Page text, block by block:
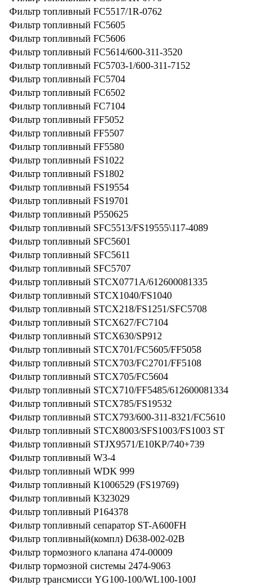
Фильтр топливный FC5517/1R-0762
Фильтр топливный FC5605
Фильтр топливный FC5606
Фильтр топливный FC5614/600-311-3520
Фильтр топливный FC5703-1/600-311-7152
Фильтр топливный FC5704
Фильтр топливный FC6502
Фильтр топливный FC7104
Фильтр топливный FF5052
Фильтр топливный FF5507
Фильтр топливный FF5580
Фильтр топливный FS1022
Фильтр топливный FS1802
Фильтр топливный FS19554
Фильтр топливный FS19701
Фильтр топливный P550625
Фильтр топливный SFC5513/FS19555\117-4089
Фильтр топливный SFC5601
Фильтр топливный SFC5611
Фильтр топливный SFC5707
Фильтр топливный STCX0771A/612600081335
Фильтр топливный STCX1040/FS1040
Фильтр топливный STCX218/FS1251/SFC5708
Фильтр топливный STCX627/FC7104
Фильтр топливный STCX630/SP912
Фильтр топливный STCX701/FC5605/FF5058
Фильтр топливный STCX703/FC2701/FF5108
Фильтр топливный STCX705/FC5604
Фильтр топливный STCX710/FF5485/612600081334
Фильтр топливный STCX785/FS19532
Фильтр топливный STCX793/600-311-8321/FC5610
Фильтр топливный STCX8003/SFS1003/FS1003 ST
Фильтр топливный STJX9571/E10KP/740+739
Фильтр топливный W3-4
Фильтр топливный WDK 999
Фильтр топливный К1006529 (FS19769)
Фильтр топливный К323029
Фильтр топливный Р164378
Фильтр топливный сепаратор ST-A600FH
Фильтр топливный(компл) D638-002-02B
Фильтр тормозного клапана 474-00009
Фильтр тормозной системы 2474-9063
Фильтр трансмисси YG100-100/WL100-100J